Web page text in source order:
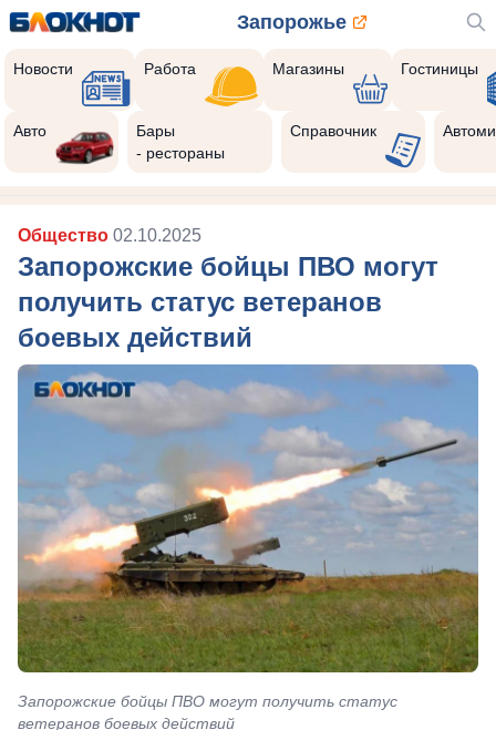
Запорожье
Новости Работа Магазины Гостиницы
Авто
Бары
- рестораны
Справочник
Общество 02.10.2025
Запорожские бойцы ПВО могут
получить статус ветеранов
боевых действий
Запорожские бойцы ПВО могут получить статус
ветеранов боевых действий